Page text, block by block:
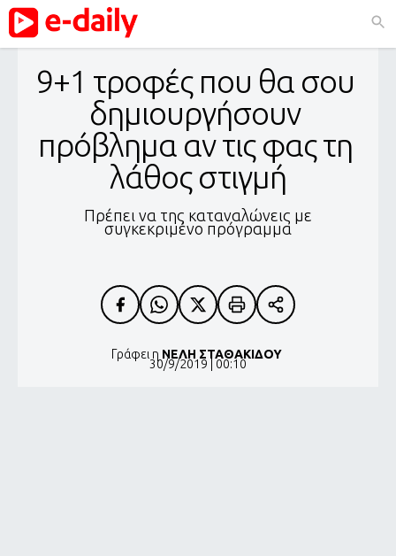
9+1 τροφές που θα σου
δημιουργήσουν
πρόβλημα αν τις φας τη
λάθος στιγμή
Πρέπει να της καταναλώνεις με
συγκεκριμένο πρόγραμμα
Γράφει η ΝΕΛΗ ΣΤΑΘΑΚΙΔΟΥ
30/9/2019 | 00:10